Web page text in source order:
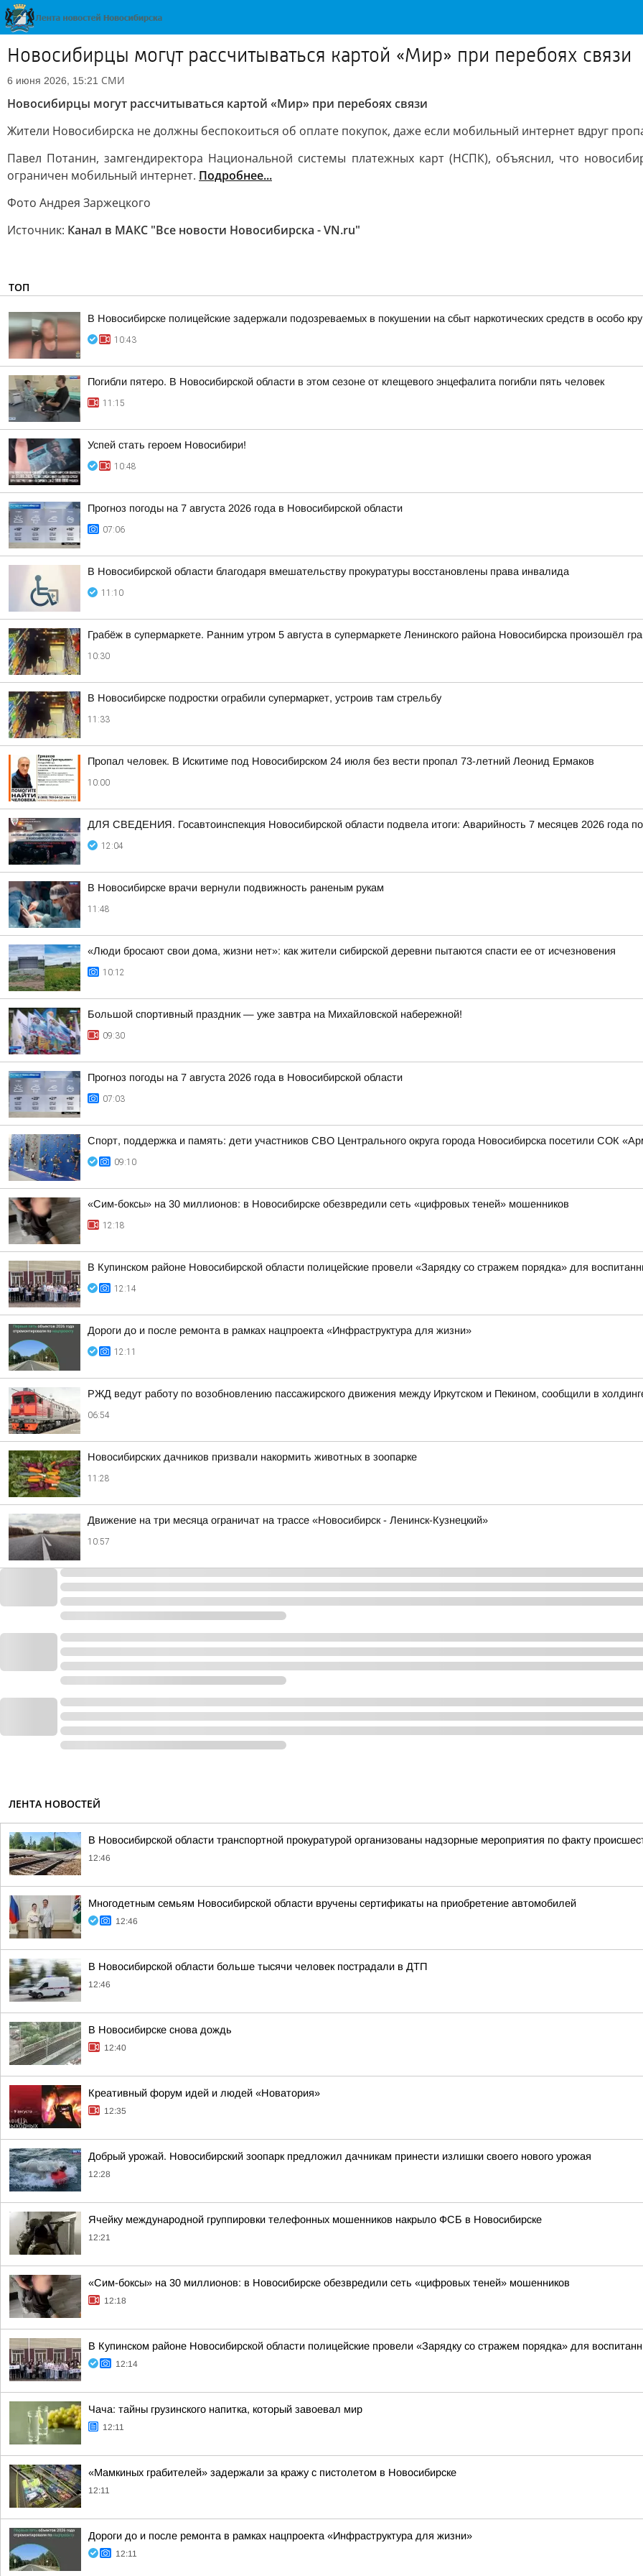
Новосибирцы могут рассчитываться картой «Мир» при перебоях связи
6 июня 2026, 15:21 СМИ
Новосибирцы могут рассчитываться картой «Мир» при перебоях связи
Жители Новосибирска не должны беспокоиться об оплате покупок, даже если мобильный интернет вдруг
Павел Потанин, замгендиректора Национальной системы платежных карт (НСПК), объяснил, что
ограничен мобильный интернет. Подробнее...
Фото Андрея Заржецкого
Источник: Канал в МАКС "Все новости Новосибирска - VN.ru"
ТОП
В Новосибирске полицейские задержали подозреваемых в покушении на сбыт наркотических средств в особо
10:43
Погибли пятеро. В Новосибирской области в этом сезоне от клещевого энцефалита погибли пять человек
11:15
Успей стать героем Новосибири!
10:48
Прогноз погоды на 7 августа 2026 года в Новосибирской области
07:06
В Новосибирской области благодаря вмешательству прокуратуры восстановлены права инвалида
11:10
Грабёж в супермаркете. Ранним утром 5 августа в супермаркете Ленинского района Новосибирска произошёл
10:30
В Новосибирске подростки ограбили супермаркет, устроив там стрельбу
11:33
Пропал человек. В Искитиме под Новосибирском 24 июля без вести пропал 73-летний Леонид Ермаков
10:00
ДЛЯ СВЕДЕНИЯ. Госавтоинспекция Новосибирской области подвела итоги: Аварийность 7 месяцев 2026 года
12:04
В Новосибирске врачи вернули подвижность раненым рукам
11:48
«Люди бросают свои дома, жизни нет»: как жители сибирской деревни пытаются спасти ее от исчезновения
10:12
Большой спортивный праздник — уже завтра на Михайловской набережной!
09:30
Прогноз погоды на 7 августа 2026 года в Новосибирской области
07:03
Спорт, поддержка и память: дети участников СВО Центрального округа города Новосибирска посетили СОК
09:10
«Сим-боксы» на 30 миллионов: в Новосибирске обезвредили сеть «цифровых теней» мошенников
12:18
В Купинском районе Новосибирской области полицейские провели «Зарядку со стражем порядка» для
12:14
Дороги до и после ремонта в рамках нацпроекта «Инфраструктура для жизни»
12:11
РЖД ведут работу по возобновлению пассажирского движения между Иркутском и Пекином, сообщили в
06:54
Новосибирских дачников призвали накормить животных в зоопарке
11:28
Движение на три месяца ограничат на трассе «Новосибирск - Ленинск-Кузнецкий»
10:57
ЛЕНТА НОВОСТЕЙ
В Новосибирской области транспортной прокуратурой организованы надзорные мероприятия по факту
12:46
Многодетным семьям Новосибирской области вручены сертификаты на приобретение автомобилей
12:46
В Новосибирской области больше тысячи человек пострадали в ДТП
12:46
В Новосибирске снова дождь
12:40
Креативный форум идей и людей «Новатория»
12:35
Добрый урожай. Новосибирский зоопарк предложил дачникам принести излишки своего нового урожая
12:28
Ячейку международной группировки телефонных мошенников накрыло ФСБ в Новосибирске
12:21
«Сим-боксы» на 30 миллионов: в Новосибирске обезвредили сеть «цифровых теней» мошенников
12:18
В Купинском районе Новосибирской области полицейские провели «Зарядку со стражем порядка» для
12:14
Чача: тайны грузинского напитка, который завоевал мир
12:11
«Мамкиных грабителей» задержали за кражу с пистолетом в Новосибирске
12:11
Дороги до и после ремонта в рамках нацпроекта «Инфраструктура для жизни»
12:11